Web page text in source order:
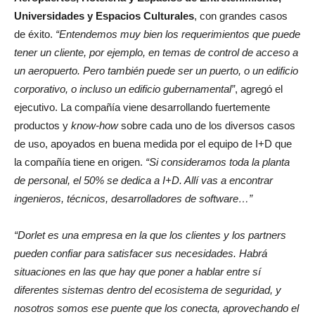
Universidades y Espacios Culturales, con grandes casos
de éxito. “Entendemos muy bien los requerimientos que puede
tener un cliente, por ejemplo, en temas de control de acceso a
un aeropuerto. Pero también puede ser un puerto, o un edificio
corporativo, o incluso un edificio gubernamental”, agregó el
ejecutivo. La compañía viene desarrollando fuertemente
productos y know-howsobre cada uno de los diversos casos
de uso, apoyados en buena medida por el equipo de I+D que
la compañía tiene en origen. “Si consideramos toda la planta
de personal, el 50% se dedica a I+D. Allí vas a encontrar
ingenieros, técnicos, desarrolladores de software…”
“Dorlet es una empresa en la que los clientes y los partners
pueden confiar para satisfacer sus necesidades. Habrá
situaciones en las que hay que poner a hablar entre sí
diferentes sistemas dentro del ecosistema de seguridad, y
nosotros somos ese puente que los conecta, aprovechando el